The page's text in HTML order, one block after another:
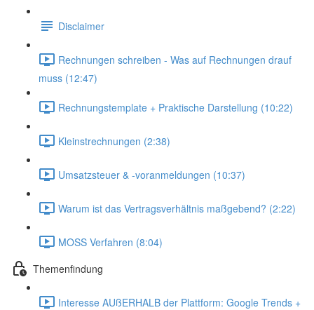
Disclaimer
Rechnungen schreiben - Was auf Rechnungen drauf
muss (12:47)
Rechnungstemplate + Praktische Darstellung (10:22)
Kleinstrechnungen (2:38)
Umsatzsteuer & -voranmeldungen (10:37)
Warum ist das Vertragsverhältnis maßgebend? (2:22)
MOSS Verfahren (8:04)
Themenfindung
Interesse AUßERHALB der Plattform: Google Trends +